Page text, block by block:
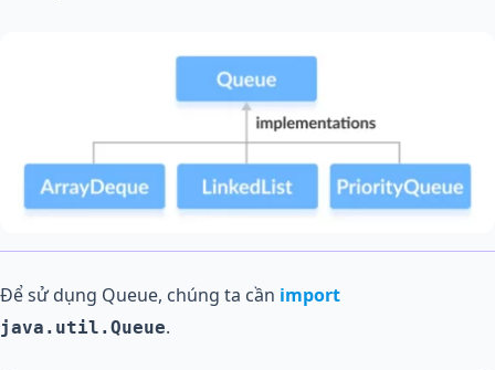
Để sử dụng Queue, chúng ta cần import
java.util.Queue.